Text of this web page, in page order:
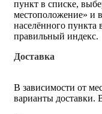
пункт в списке,
местоположение» и
населённого пункта
правильный индекс.
Доставка
В зависимости от
варианты доставки.